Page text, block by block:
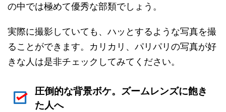
の中では極めて優秀な部類でしょう。
実際に撮影していても、ハッとするような写真を撮
ることができます。カリカリ、パリパリの写真が好
きな人は是非チェックしてみてください。
圧倒的な背景ボケ。ズームレンズに飽き
た人へ